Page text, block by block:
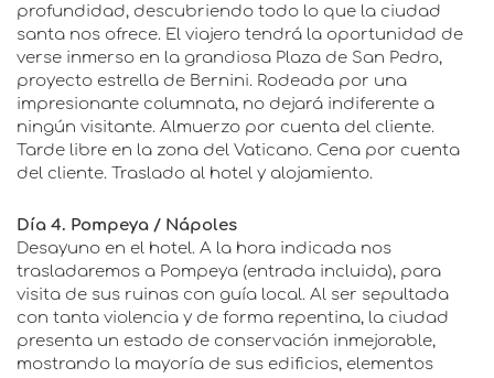
profundidad, descubriendo todo lo que la ciudad
santa nos ofrece. El viajero tendrá la oportunidad de
verse inmerso en la grandiosa Plaza de San Pedro,
proyecto estrella de Bernini. Rodeada por una
impresionante columnata, no dejará indiferente a
ningún visitante. Almuerzo por cuenta del cliente.
Tarde libre en la zona del Vaticano. Cena por cuenta
del cliente. Traslado al hotel y alojamiento.
Día 4. Pompeya / Nápoles
Desayuno en el hotel. A la hora indicada nos
trasladaremos a Pompeya (entrada incluida), para
visita de sus ruinas con guía local. Al ser sepultada
con tanta violencia y de forma repentina, la ciudad
presenta un estado de conservación inmejorable,
mostrando la mayoría de sus edificios, elementos